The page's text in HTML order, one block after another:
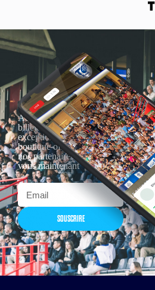
Actualités, nouveautés,
billetterie, remises
exceptionnelles dans la
boutique officielles & chez
nos partenaires… Inscrivez-
vous maintenant
SOUSCRIRE